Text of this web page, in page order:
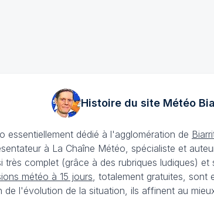
Histoire du site Météo
essentiellement dédié à l'agglomération de
à La Chaîne Météo, spécialiste et
complet (grâce à des rubriques ludiques)
météo à 15 jours , totalement gratuites,
l'évolution de la situation, ils affinent au